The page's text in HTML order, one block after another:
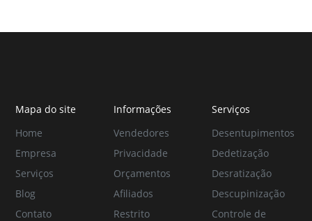
Mapa do site
Home
Empresa
Serviços
Blog
Contato
Informações
Vendedores
Privacidade
Orçamentos
Afiliados
Restrito
Serviços
Desentupimentos
Dedetização
Desratização
Descupinização
Controle de